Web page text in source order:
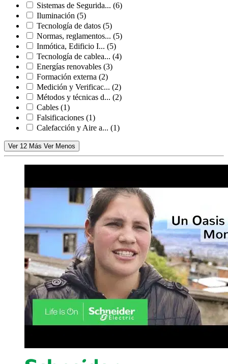
Sistemas de Segurida... (6)
Iluminación (5)
Tecnología de datos (5)
Normas, reglamentos... (5)
Inmótica, Edificio I... (5)
Tecnología de cablea... (4)
Energías renovables (3)
Formación externa (2)
Medición y Verificac... (2)
Métodos y técnicas d... (2)
Cables (1)
Falsificaciones (1)
Calefacción y Aire a... (1)
Ver 12 Más Ver Menos